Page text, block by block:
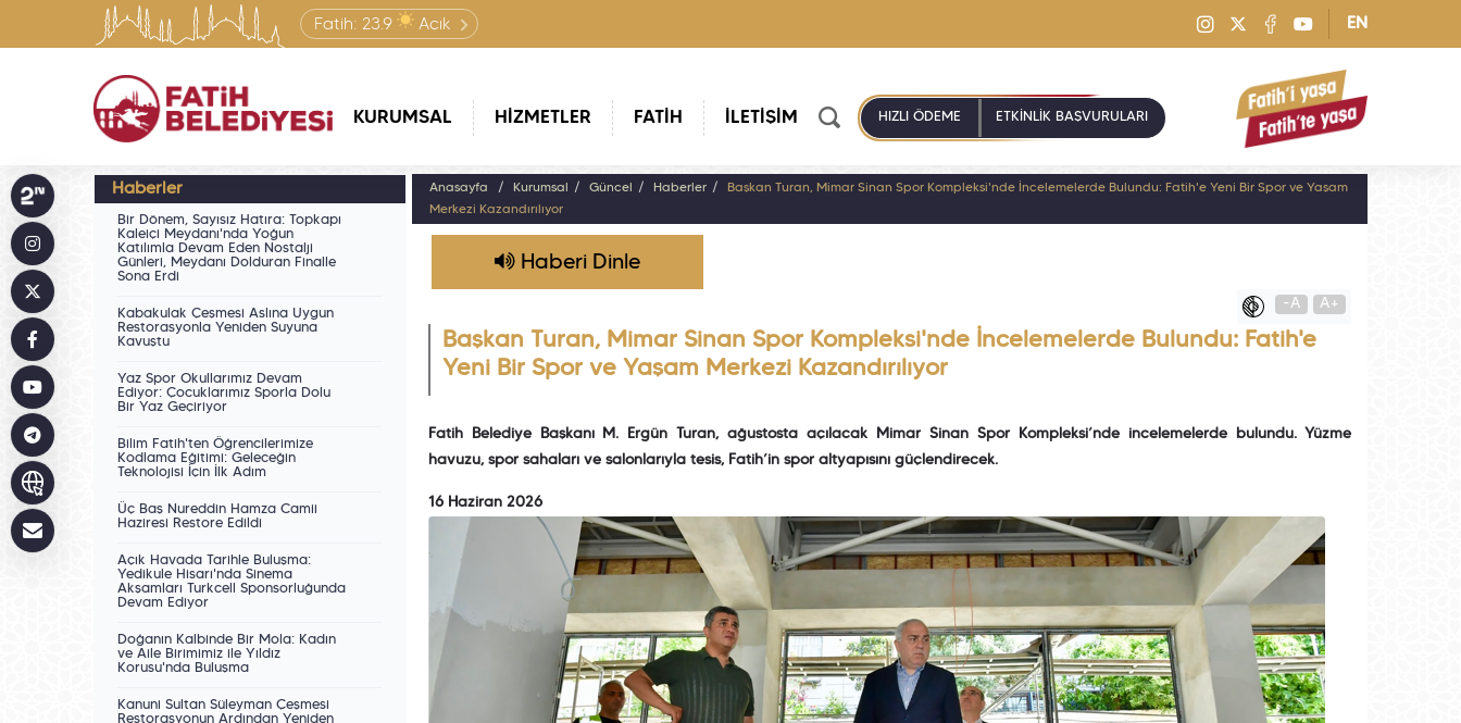
Fatih: 23.9 Açık EN
KURUMSAL HİZMETLER FATİH İLETİŞİM HIZLI ÖDEME ETKİNLİK BAŞVURULARI
Haberler
Bir Dönem, Sayısız Hatıra: Topkapı
Kaleiçi Meydanı'nda Yoğun
Katılımla Devam Eden Nostalji
Günleri, Meydanı Dolduran Finalle
Sona Erdi
Kabakulak Çeşmesi Aslına Uygun
Restorasyonla Yeniden Suyuna
Kavuştu
Yaz Spor Okullarımız Devam
Ediyor: Çocuklarımız Sporla Dolu
Bir Yaz Geçiriyor
Bilim Fatih'ten Öğrencilerimize
Kodlama Eğitimi: Geleceğin
Teknolojisi İçin İlk Adım
Üç Baş Nureddin Hamza Camii
Haziresi Restore Edildi
Açık Havada Tarihle Buluşma:
Yedikule Hisarı'nda Sinema
Akşamları Turkcell Sponsorluğunda
Devam Ediyor
Doğanın Kalbinde Bir Mola: Kadın
ve Aile Birimimiz ile Yıldız
Korusu'nda Buluşma
Kanuni Sultan Süleyman Çeşmesi
Restorasyonun Ardından Yeniden
Anasayfa Kurumsal Güncel Haberler
Başkan Turan, Mimar Sinan Spor Kompleksi'nde İncelemelerde Bulundu: Fatih'e Yeni Bir Spor ve Yaşam
Merkezi Kazandırılıyor
Haberi Dinle
-A A+
Başkan Turan, Mimar Sinan Spor Kompleksi'nde İncelemelerde Bulundu: Fatih'e
Yeni Bir Spor ve Yaşam Merkezi Kazandırılıyor
Fatih Belediye Başkanı M. Ergün Turan, ağustosta açılacak Mimar Sinan Spor Kompleksi’nde incelemelerde bulundu. Yüzme
havuzu, spor sahaları ve salonlarıyla tesis, Fatih’in spor altyapısını güçlendirecek.
16 Haziran 2026